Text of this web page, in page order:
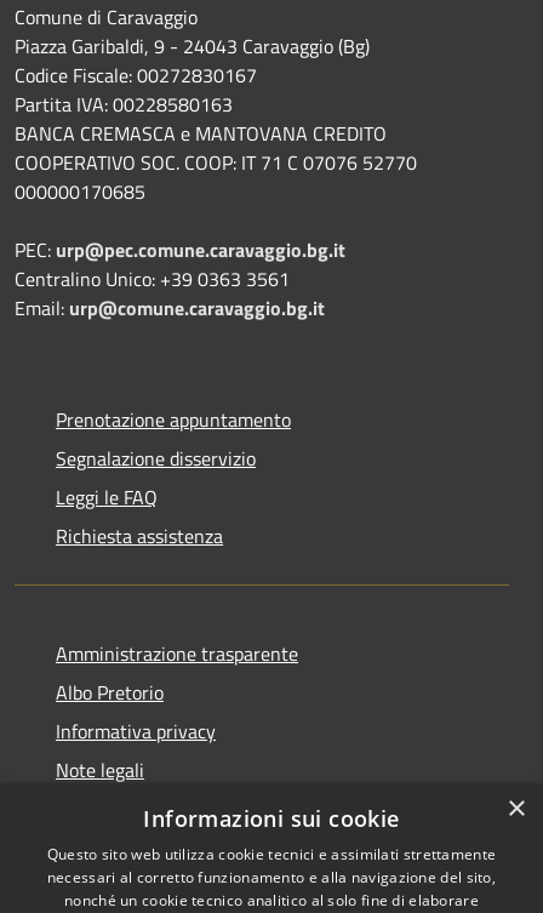
Comune di Caravaggio
Piazza Garibaldi, 9 - 24043 Caravaggio (Bg)
Codice Fiscale: 00272830167
Partita IVA: 00228580163
BANCA CREMASCA e MANTOVANA CREDITO
COOPERATIVO SOC. COOP: IT 71 C 07076 52770
000000170685
PEC: urp@pec.comune.caravaggio.bg.it
Centralino Unico: +39 0363 3561
Email: urp@comune.caravaggio.bg.it
Prenotazione appuntamento
Segnalazione disservizio
Leggi le FAQ
Richiesta assistenza
Amministrazione trasparente
Albo Pretorio
Informativa privacy
Note legali
Dichiarazione di accessibilità
×
Informazioni sui cookie
Questo sito web utilizza cookie tecnici e assimilati strettamente
necessari al corretto funzionamento e alla navigazione del sito,
nonché un cookie tecnico analitico al solo fine di elaborare